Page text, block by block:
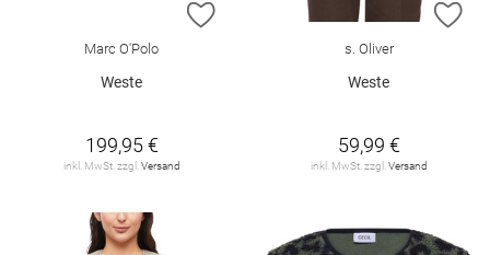
ZUR WUNSCHLISTE HINZUFÜGEN
Marc O'Polo
Weste
199,95 €
inkl. MwSt. zzgl. Versand
s. Oliver
Weste
59,99 €
inkl. MwSt. zzgl. Versand